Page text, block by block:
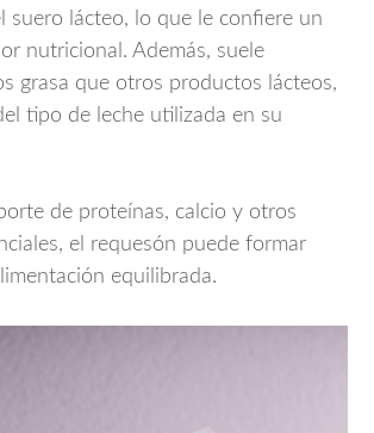
suero lácteo, lo que le confiere un
nutricional. Además, suele
grasa que otros productos lácteos,
tipo de leche utilizada en su
de proteínas, calcio y otros
el requesón puede formar
equilibrada.